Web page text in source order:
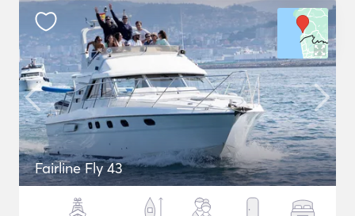
Fairline Fly 43